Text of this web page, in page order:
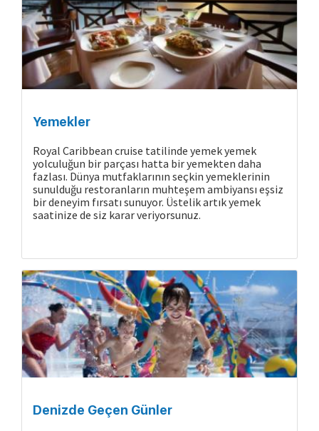
Cruise Hakkında
Yemekler
Royal Caribbean cruise tatilinde yemek yemek
yolculuğun bir parçası hatta bir yemekten daha
fazlası. Dünya mutfaklarının seçkin yemeklerinin
sunulduğu restoranların muhteşem ambiyansı eşsiz
bir deneyim fırsatı sunuyor. Üstelik artık yemek
saatinize de siz karar veriyorsunuz.
Denizde Geçen Günler